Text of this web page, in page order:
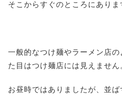
そこからすぐのところにありま
一般的なつけ麺やラーメン店
た目はつけ麺店には見えません
お昼時ではありましたが、並